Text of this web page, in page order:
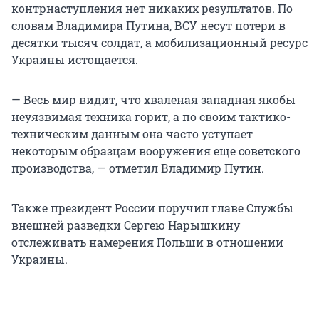
контрнаступления нет никаких результатов. По
словам Владимира Путина, ВСУ несут потери в
десятки тысяч солдат, а мобилизационный ресурс
Украины истощается.
— Весь мир видит, что хваленая западная якобы
неуязвимая техника горит, а по своим тактико-
техническим данным она часто уступает
некоторым образцам вооружения еще советского
производства, — отметил Владимир Путин.
Также президент России поручил главе Службы
внешней разведки Сергею Нарышкину
отслеживать намерения Польши в отношении
Украины.